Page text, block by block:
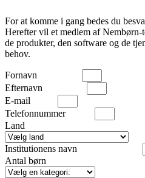
For at komme i gang bedes du
Herefter vil et medlem af
de produkter, den software og de
behov.